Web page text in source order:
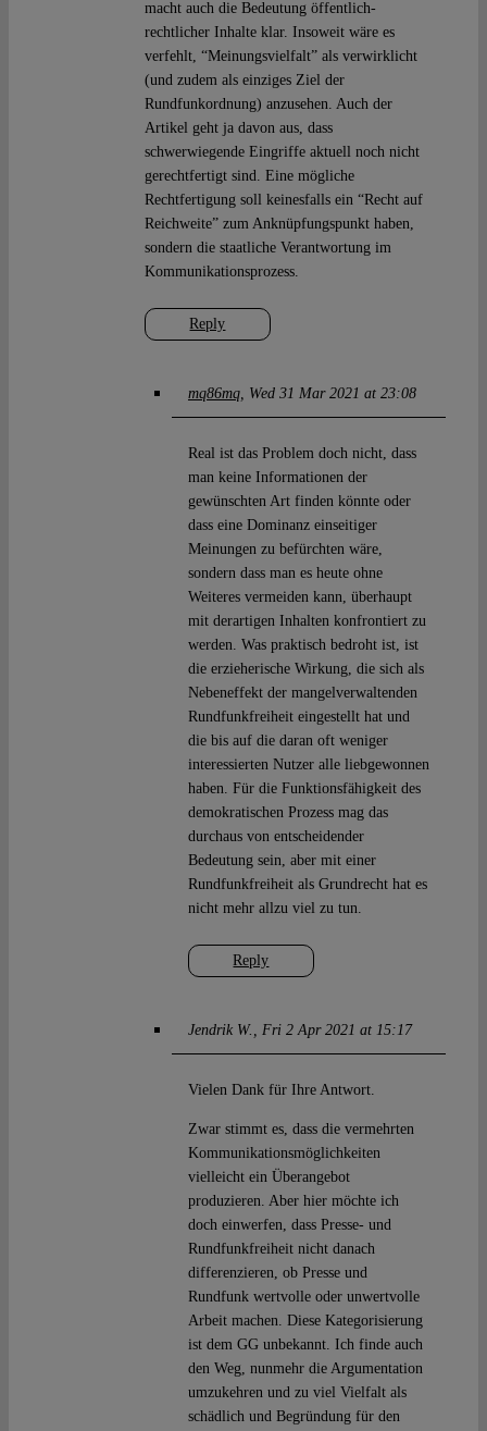
Reply
macht auch die Bedeutung öffentlich-
rechtlicher Inhalte klar. Insoweit wäre es
verfehlt, “Meinungsvielfalt” als verwirklicht
(und zudem als einziges Ziel der
Rundfunkordnung) anzusehen. Auch der
Artikel geht ja davon aus, dass
schwerwiegende Eingriffe aktuell noch nicht
gerechtfertigt sind. Eine mögliche
Rechtfertigung soll keinesfalls ein “Recht auf
Reichweite” zum Anknüpfungspunkt haben,
sondern die staatliche Verantwortung im
Kommunikationsprozess.
mq86mq Wed 31 Mar 2021 at 23:08
Reply
Real ist das Problem doch nicht, dass
man keine Informationen der
gewünschten Art finden könnte oder
dass eine Dominanz einseitiger
Meinungen zu befürchten wäre,
sondern dass man es heute ohne
Weiteres vermeiden kann, überhaupt
mit derartigen Inhalten konfrontiert zu
werden. Was praktisch bedroht ist, ist
die erzieherische Wirkung, die sich als
Nebeneffekt der mangelverwaltenden
Rundfunkfreiheit eingestellt hat und
die bis auf die daran oft weniger
interessierten Nutzer alle liebgewonnen
haben. Für die Funktionsfähigkeit des
demokratischen Prozess mag das
durchaus von entscheidender
Bedeutung sein, aber mit einer
Rundfunkfreiheit als Grundrecht hat es
nicht mehr allzu viel zu tun.
Jendrik W. Fri 2 Apr 2021 at 15:17
Vielen Dank für Ihre Antwort.
Zwar stimmt es, dass die vermehrten
Kommunikationsmöglichkeiten
vielleicht ein Überangebot
produzieren. Aber hier möchte ich
doch einwerfen, dass Presse- und
Rundfunkfreiheit nicht danach
differenzieren, ob Presse und
Rundfunk wertvolle oder unwertvolle
Arbeit machen. Diese Kategorisierung
ist dem GG unbekannt. Ich finde auch
den Weg, nunmehr die Argumentation
umzukehren und zu viel Vielfalt als
schädlich und Begründung für den